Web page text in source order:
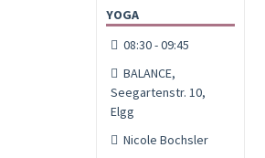
YOGA
08:30 - 09:45
BALANCE,
Seegartenstr. 10,
Elgg
Nicole Bochsler